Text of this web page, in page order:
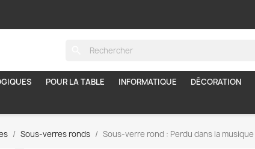
POUR LA TABLE INFORMATIQUE DÉCORATION
Sous-verres ronds Sous-verre rond : Perdu dans la musique